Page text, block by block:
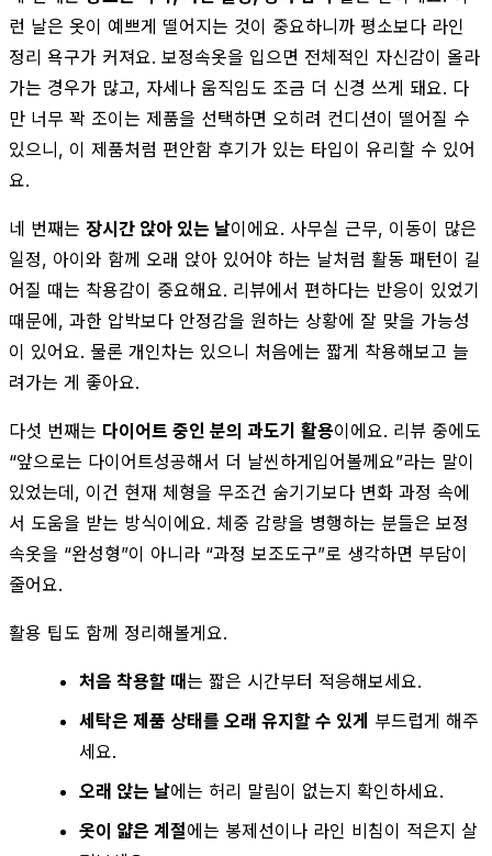
런 날은 옷이 예쁘게 떨어지는 것이 중요하니까 평소보다 라인
정리 욕구가 커져요. 보정속옷을 입으면 전체적인 자신감이 올라
가는 경우가 많고, 자세나 움직임도 조금 더 신경 쓰게 돼요. 다
만 너무 꽉 조이는 제품을 선택하면 오히려 컨디션이 떨어질 수
있으니, 이 제품처럼 편안함 후기가 있는 타입이 유리할 수 있어
요.
네 번째는 장시간 앉아 있는 날이에요. 사무실 근무, 이동이 많은
일정, 아이와 함께 오래 앉아 있어야 하는 날처럼 활동 패턴이 길
어질 때는 착용감이 중요해요. 리뷰에서 편하다는 반응이 있었기
때문에, 과한 압박보다 안정감을 원하는 상황에 잘 맞을 가능성
이 있어요. 물론 개인차는 있으니 처음에는 짧게 착용해보고 늘
려가는 게 좋아요.
다섯 번째는 다이어트 중인 분의 과도기 활용이에요. 리뷰 중에도
“앞으로는 다이어트성공해서 더 날씬하게입어볼께요”라는 말이
있었는데, 이건 현재 체형을 무조건 숨기기보다 변화 과정 속에
서 도움을 받는 방식이에요. 체중 감량을 병행하는 분들은 보정
속옷을 “완성형”이 아니라 “과정 보조도구”로 생각하면 부담이
줄어요.
활용 팁도 함께 정리해볼게요.
처음 착용할 때는 짧은 시간부터 적응해보세요.
세탁은 제품 상태를 오래 유지할 수 있게 부드럽게 해주
세요.
오래 앉는 날에는 허리 말림이 없는지 확인하세요.
옷이 얇은 계절에는 봉제선이나 라인 비침이 적은지 살